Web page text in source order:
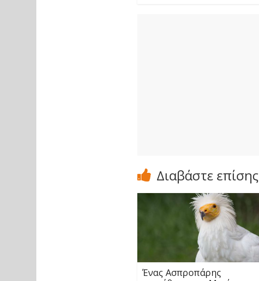
Διαβάστε επίσης
Ένας Ασπροπάρης